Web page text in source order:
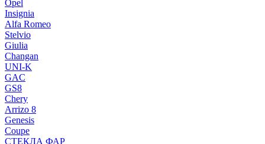
Opel
Insignia
Alfa Romeo
Stelvio
Giulia
Changan
UNI-K
GAC
GS8
Chery
Arrizo 8
Genesis
Coupe
СТЕКЛА ФАР